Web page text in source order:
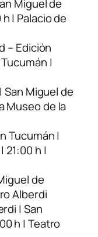
Miguel de
| Palacio de
– Edición
|
San Miguel de
Museo de la
Tucumán |
21:00 h |
de
Alberdi
| San
h | Teatro